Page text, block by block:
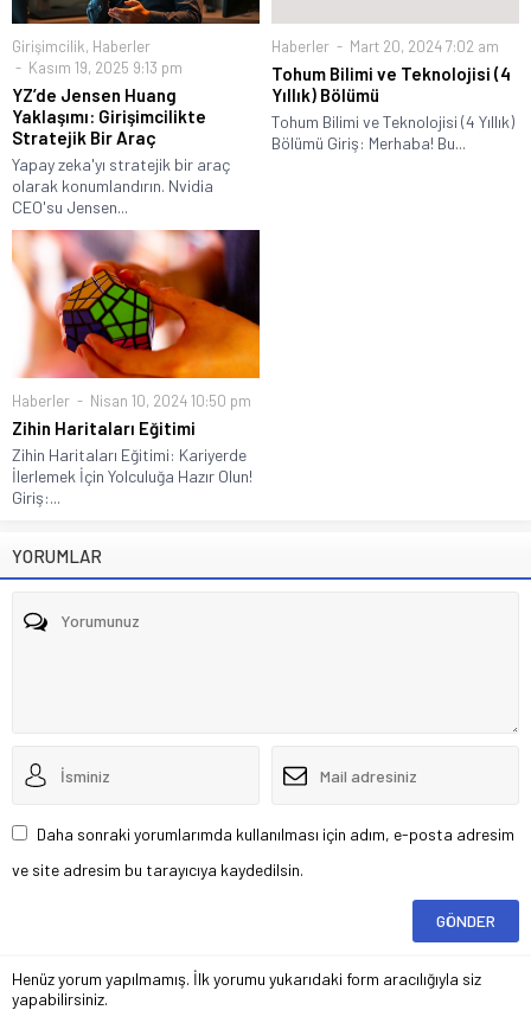
Girişimcilik, Haberler
Kasım 19, 2025 9:13 pm
YZ’de Jensen Huang
Yaklaşımı: Girişimcilikte
Stratejik Bir Araç
Yapay zeka'yı stratejik bir araç
olarak konumlandırın. Nvidia
CEO'su Jensen...
Haberler Mart 20, 2024 7:02 am
Tohum Bilimi ve Teknolojisi (4
Yıllık) Bölümü
Tohum Bilimi ve Teknolojisi (4 Yıllık)
Bölümü Giriş: Merhaba! Bu...
Haberler Nisan 10, 2024 10:50 pm
Zihin Haritaları Eğitimi
Zihin Haritaları Eğitimi: Kariyerde
İlerlemek İçin Yolculuğa Hazır Olun!
Giriş:...
YORUMLAR
Daha sonraki yorumlarımda kullanılması için adım, e-posta adresim
ve site adresim bu tarayıcıya kaydedilsin.
Henüz yorum yapılmamış. İlk yorumu yukarıdaki form aracılığıyla siz
yapabilirsiniz.